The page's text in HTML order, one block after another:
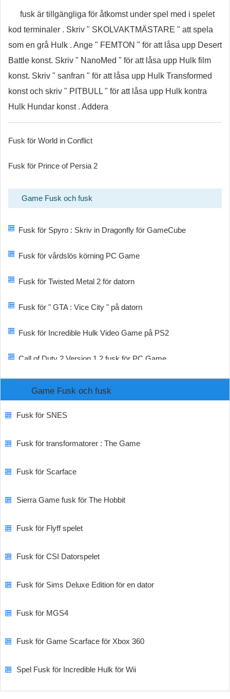
fusk är tillgängliga för åtkomst under spel med i spelet
kod terminaler . Skriv " SKOLVAKTMÄSTARE " att spela
som en grå Hulk . Ange " FEMTON " för att låsa upp Desert
Battle konst. Skriv " NanoMed " för att låsa upp Hulk film
konst. Skriv " sanfran " för att låsa upp Hulk Transformed
konst och skriv " PITBULL " för att låsa upp Hulk kontra
Hulk Hundar konst . Addera
Fusk för World in Conflict
Fusk för Prince of Persia 2
Game Fusk och fusk
Fusk för Spyro : Skriv in Dragonfly för GameCube
Fusk för vårdslös körning PC Game
Fusk för Twisted Metal 2 för datorn
Fusk för " GTA : Vice City " på datorn
Fusk för Incredible Hulk Video Game på PS2
Call of Duty 2 Version 1.2 fusk för PC Game
Game Fusk och fusk
Fusk för SNES
Fusk för transformatorer : The Game
Fusk för Scarface
Sierra Game fusk för The Hobbit
Fusk för Flyff spelet
Fusk för CSI Datorspelet
Fusk för Sims Deluxe Edition för en dator
Fusk för MGS4
Fusk för Game Scarface för Xbox 360
Spel Fusk för Incredible Hulk för Wii